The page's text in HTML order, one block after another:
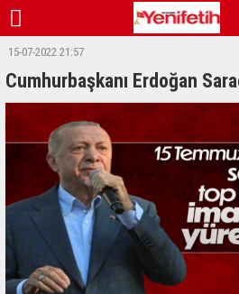
15-07-2022 21:57
Cumhurbaşkanı Erdoğan